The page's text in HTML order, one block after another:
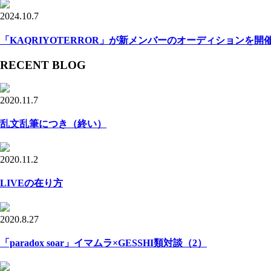
2024.10.7
「KAQRIYOTERROR」が新メンバーのオーディションを開
RECENT BLOG
2020.11.7
乱文乱筆につき（終い）
2020.11.2
LIVEの在り方
2020.8.27
「paradox soar」イマムラ×GESSHI類対談（2）